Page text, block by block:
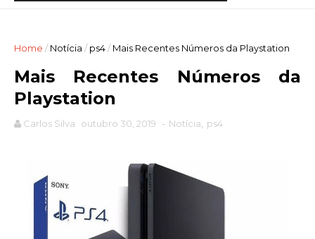
Home / Notícia / ps4/ Mais Recentes Números da Playstation
Mais Recentes Números da
Playstation
Carlos Silva outubro 30, 2019 - Notícia ps4